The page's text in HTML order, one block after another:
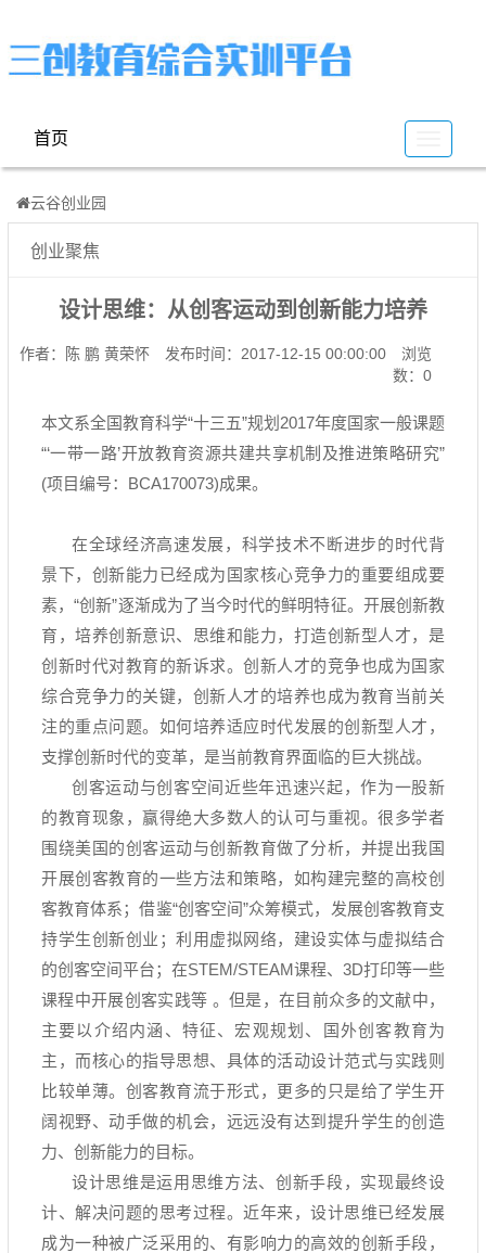
谷
首页
云谷创业园
创业聚焦
设计思维：从创客运动到创新能力培养
作者：陈 鹏 黄荣怀 发布时间：2017-12-15 00:00:00
浏览
数：0
本文系全国教育科学“十三五”规划 2017年度国家一般课题
“‘一带一路’开放教育资源共建共享机制及推进策略研究”
(项目编号： BCA170073)成果。
在全球经济高速发展，科学技术不断进步的时代背
景下，创新能力已经成为国家核心竞争力的重要组成要
素，“创新”逐渐成为了当今时代的鲜明特征。开展创新教
育，培养创新意识、思维和能力，打造创新型人才，是
创新时代对教育的新诉求。创新人才的竞争也成为国家
综合竞争力的关键，创新人才的培养也成为教育当前关
注的重点问题。如何培养适应时代发展的创新型人才，
支撑创新时代的变革，是当前教育界面临的巨大挑战。
创客运动与创客空间近些年迅速兴起，作为一股新
的教育现象，赢得绝大多数人的认可与重视。很多学者
围绕美国的创客运动与创新教育做了分析，并提出我国
开展创客教育的一些方法和策略，如构建完整的高校创
客教育体系；借鉴“创客空间”众筹模式，发展创客教育支
持学生创新创业；利用虚拟网络，建设实体与虚拟结合
的创客空间平台；在STEM/STEAM课程、3D打印等一些
课程中开展创客实践等 。但是，在目前众多的文献中，
主要以介绍内涵、特征、宏观规划、国外创客教育为
主，而核心的指导思想、具体的活动设计范式与实践则
比较单薄。创客教育流于形式，更多的只是给了学生开
阔视野、动手做的机会，远远没有达到提升学生的创造
力、创新能力的目标。
设计思维是运用思维方法、创新手段，实现最终设
计、解决问题的思考过程。近年来，设计思维已经发展
成为一种被广泛采用的、有影响力的高效的创新手段，